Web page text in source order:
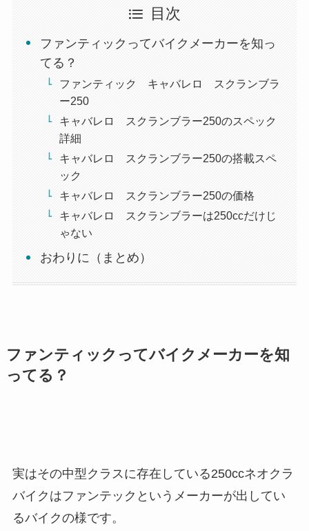
目次
ファンティックってバイクメーカーを知っ
てる？
ファンティック キャバレロ スクランブラ
ー250
キャバレロ スクランブラー250のスペック
詳細
キャバレロ スクランブラー250の搭載スペ
ック
キャバレロ スクランブラー250の価格
キャバレロ スクランブラーは250ccだけじ
ゃない
おわりに（まとめ）
ファンティックってバイクメーカーを知
ってる？
実はその中型クラスに存在している250ccネオクラ
バイクはファンテックというメーカーが出してい
るバイクの様です。